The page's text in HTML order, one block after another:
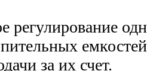
регулирование
за их счет.